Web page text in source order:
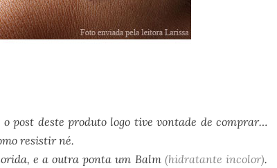
post deste produto logo tive vontade de comprar…
resistir né.
e a outra ponta um Balm (hidratante incolor).